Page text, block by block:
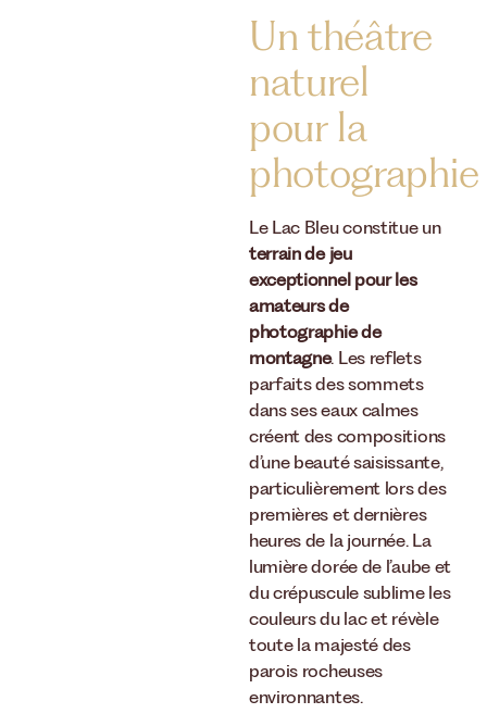
Un théâtre
naturel
pour la
photographie
Le Lac Bleu constitue un
terrain de jeu
exceptionnel pour les
amateurs de
photographie de
montagne. Les reflets
parfaits des sommets
dans ses eaux calmes
créent des compositions
d’une beauté saisissante,
particulièrement lors des
premières et dernières
heures de la journée. La
lumière dorée de l’aube et
du crépuscule sublime les
couleurs du lac et révèle
toute la majesté des
parois rocheuses
environnantes.